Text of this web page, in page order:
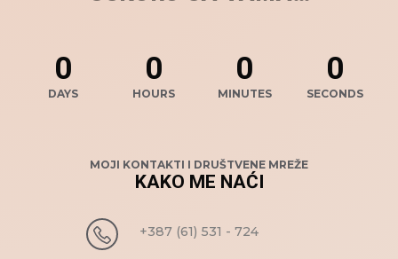
0
DAYS
0
HOURS
0
MINUTES
0
SECONDS
MOJI KONTAKTI I DRUŠTVENE MREŽE
KAKO ME NAĆI
+387 (61) 531 - 724